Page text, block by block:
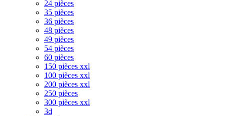
24 pièces
35 pièces
36 pièces
48 pièces
49 pièces
54 pièces
60 pièces
150 pièces xxl
100 pièces xxl
200 pièces xxl
250 pièces
300 pièces xxl
3d